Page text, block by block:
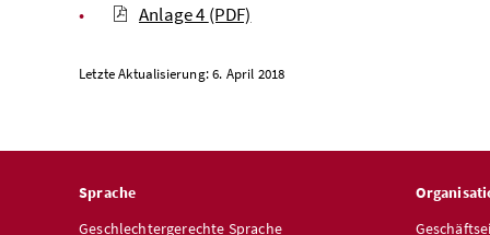
Anlage 4 (PDF)
Letzte Aktualisierung: 6. April 2018
Sprache
Geschlechtergerechte Sprache